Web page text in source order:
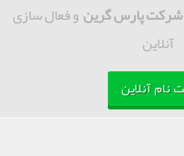
پارس گرینو فعال سازی
آنلاین
نام آنلاین